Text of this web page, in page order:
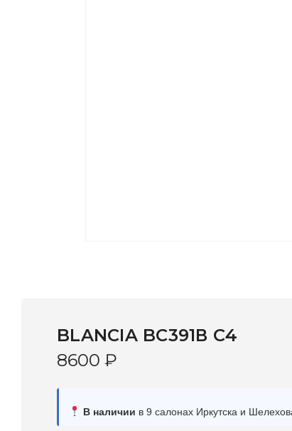
BLANCIA BC391В C4
8600 ₽
В наличии в 9 салонах Иркутска и